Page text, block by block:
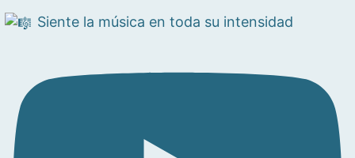
Siente la música en toda su intensidad